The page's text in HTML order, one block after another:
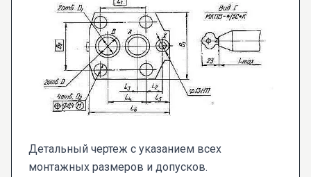
Детальный чертеж с указанием всех
монтажных размеров и допусков.